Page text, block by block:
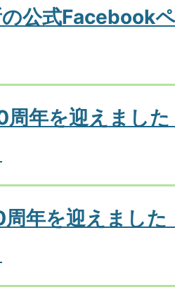
公式Facebook
周年を迎えまし
年を迎えました